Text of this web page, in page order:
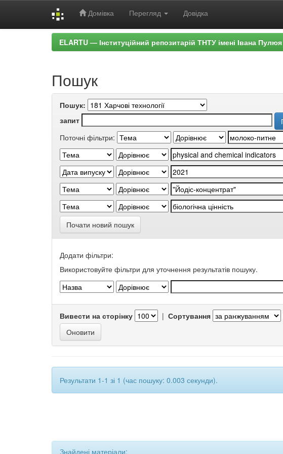
Домівка Перегляд Довідка
ELARTU — Інституційний репозитарій ТНТУ імені Івана Пулюя
Пошук
Пошук:
запит
Поточні фільтри:
Почати новий пошук
Додати фільтри:
Використовуйте фільтри для уточнення результатів пошуку.
Вивести на сторінку | Сортування
Результати 1-1 зі 1 (час пошуку: 0.003 секунди).
Знайдені матеріали: